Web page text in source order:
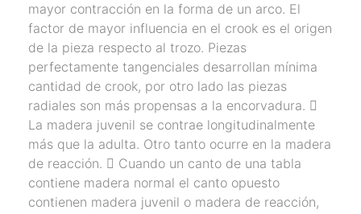
mayor contracción en la forma de un arco. El
factor de mayor influencia en el crook es el origen
de la pieza respecto al trozo. Piezas
perfectamente tangenciales desarrollan mínima
cantidad de crook, por otro lado las piezas
radiales son más propensas a la encorvadura. 􀂃
La madera juvenil se contrae longitudinalmente
más que la adulta. Otro tanto ocurre en la madera
de reacción. 􀂃 Cuando un canto de una tabla
contiene madera normal el canto opuesto
contienen madera juvenil o madera de reacción,